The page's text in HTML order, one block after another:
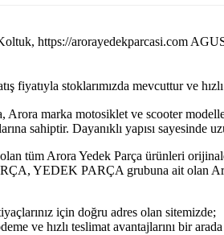
https://arorayedekparcasi.com
fiyatıyla stoklarımızda mevcuttur ve
Arora marka motosiklet ve scooter
sahiptir. Dayanıklı yapısı sayesinde
olan tüm Arora Yedek Parça ürünleri
YEDEK PARÇA grubuna ait olan
için doğru adres olan sitemizde;
ve hızlı teslimat avantajlarını bir